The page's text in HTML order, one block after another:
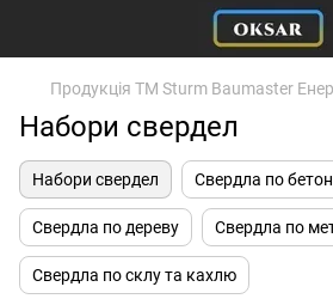
Продукція ТМ Sturm Baumaster
Набори свердел
Набори свердел Свердла по
Свердла по дереву Свердла по
Свердла по склу та кахлю